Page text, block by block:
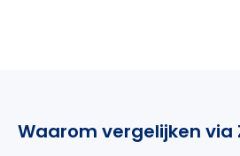
Waarom vergelijken via